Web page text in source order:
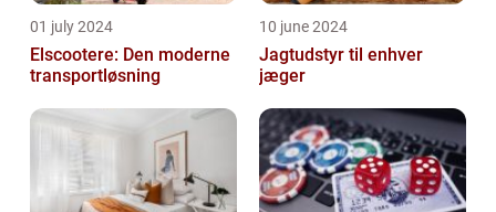
01 july 2024
Elscootere: Den moderne
transportløsning
10 june 2024
Jagtudstyr til enhver
jæger